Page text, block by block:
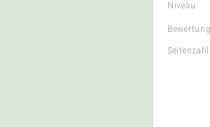
Niveau
Seitenzahl